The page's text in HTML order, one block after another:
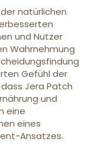
natürlichen
und Nutzer
Wahrnehmung
Gefühl der
Jera Patch
und
eine
eines
Ansatzes.